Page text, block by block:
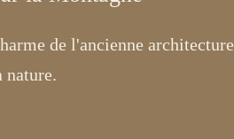
de l'ancienne architecture
nature.